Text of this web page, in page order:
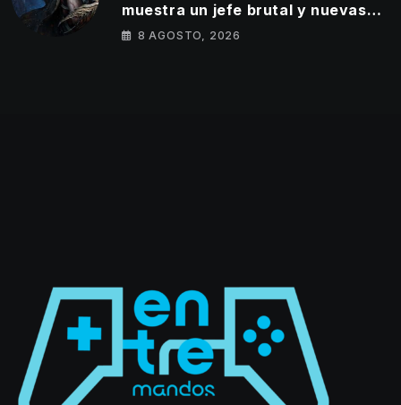
muestra un jefe brutal y nuevas
armas Oni en su último tráiler
8 AGOSTO, 2026